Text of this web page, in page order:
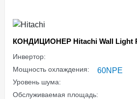
КОНДИЦИОНЕР Hitachi Wall Light
Инвертор:
Мощность охлаждения:
Уровень шума:
Обслуживаемая площадь: